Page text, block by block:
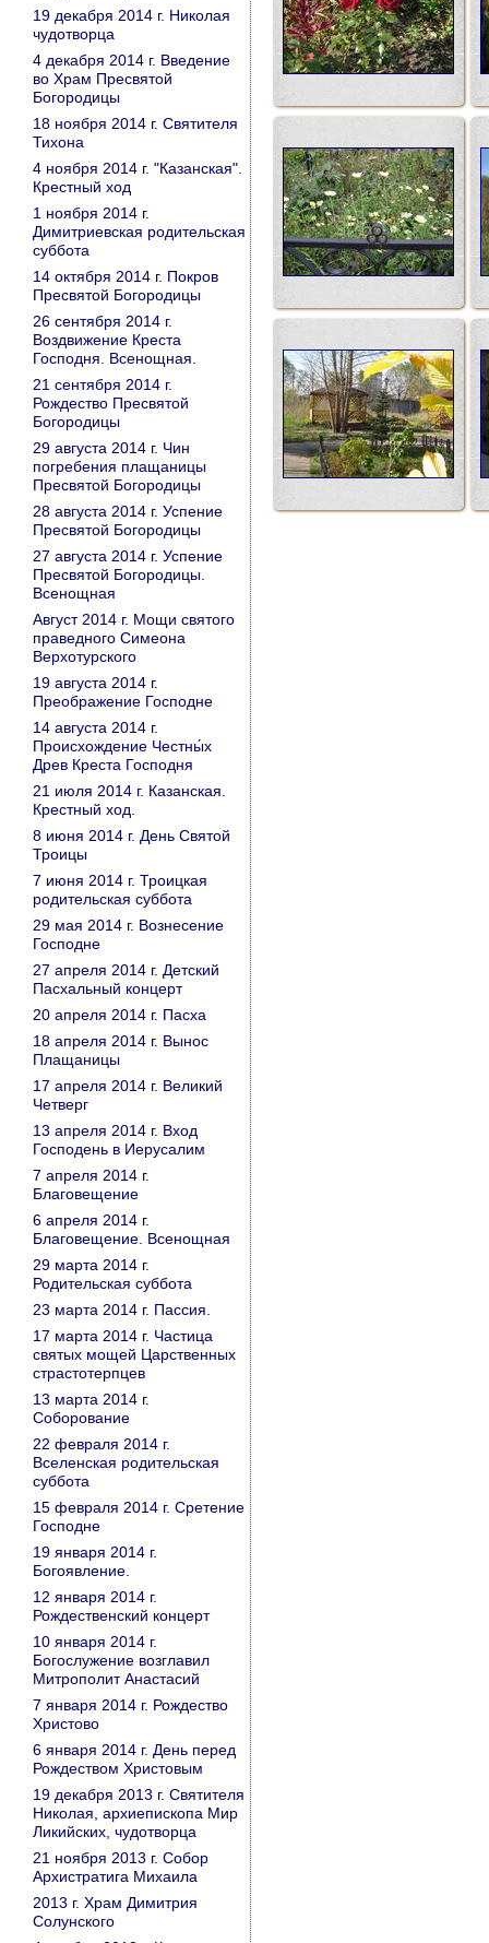
19 декабря 2014 г. Николая
чудотворца
4 декабря 2014 г. Введение
во Храм Пресвятой
Богородицы
18 ноября 2014 г. Святителя
Тихона
4 ноября 2014 г. "Казанская".
Крестный ход
1 ноября 2014 г.
Димитриевская родительская
суббота
14 октября 2014 г. Покров
Пресвятой Богородицы
26 сентября 2014 г.
Воздвижение Креста
Господня. Всенощная.
21 сентября 2014 г.
Рождество Пресвятой
Богородицы
29 августа 2014 г. Чин
погребения плащаницы
Пресвятой Богородицы
28 августа 2014 г. Успение
Пресвятой Богородицы
27 августа 2014 г. Успение
Пресвятой Богородицы.
Всенощная
Август 2014 г. Мощи святого
праведного Симеона
Верхотурского
19 августа 2014 г.
Преображение Господне
14 августа 2014 г.
Происхождение Честны́х
Древ Креста Господня
21 июля 2014 г. Казанская.
Крестный ход.
8 июня 2014 г. День Святой
Троицы
7 июня 2014 г. Троицкая
родительская суббота
29 мая 2014 г. Вознесение
Господне
27 апреля 2014 г. Детский
Пасхальный концерт
20 апреля 2014 г. Пасха
18 апреля 2014 г. Вынос
Плащаницы
17 апреля 2014 г. Великий
Четверг
13 апреля 2014 г. Вход
Господень в Иерусалим
7 апреля 2014 г.
Благовещение
6 апреля 2014 г.
Благовещение. Всенощная
29 марта 2014 г.
Родительская суббота
23 марта 2014 г. Пассия.
17 марта 2014 г. Частица
святых мощей Царственных
страстотерпцев
13 марта 2014 г.
Соборование
22 февраля 2014 г.
Вселенская родительская
суббота
15 февраля 2014 г. Сретение
Господне
19 января 2014 г.
Богоявление.
12 января 2014 г.
Рождественский концерт
10 января 2014 г.
Богослужение возглавил
Митрополит Анастасий
7 января 2014 г. Рождество
Христово
6 января 2014 г. День перед
Рождеством Христовым
19 декабря 2013 г. Святителя
Николая, архиепископа Мир
Ликийских, чудотворца
21 ноября 2013 г. Собор
Архистратига Михаила
2013 г. Храм Димитрия
Солунского